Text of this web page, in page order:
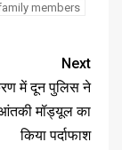
members
Next
में दून पुलिस ने
मॉड्यूल का
किया पर्दाफाश